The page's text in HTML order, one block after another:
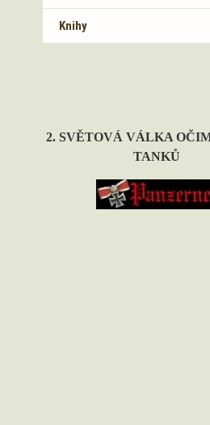
Knihy
2. SVĚTOVÁ VÁLKA
TANKŮ